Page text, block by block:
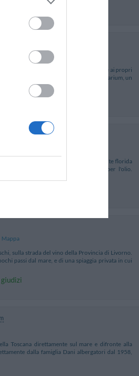
di Marina di Bibbona, l'Hotel Nina offre ai propri
L'Hotel dispone di ampia terrazza solarium, un
Donoratico, in una zona particolarmente florida
la produzione enogastronomica e per l'olio.
Mappa
sulla strada del vino della Provincia di Livorno.
passi dal mare, e di una spiaggia privata in cui
Toscana direttamente sul mare e difronte alla
dalla famiglia Dani albergatori dal 1958,